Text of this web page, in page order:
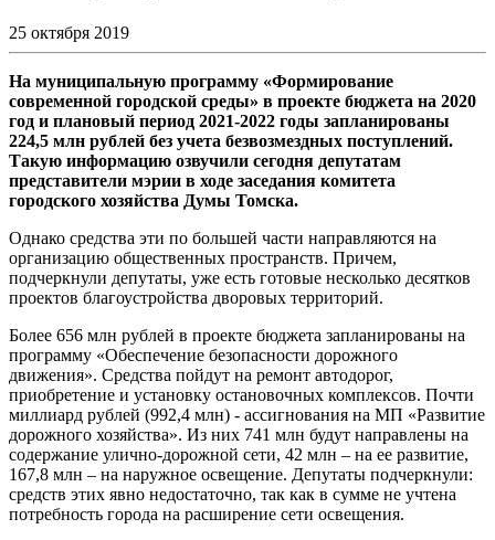
25 октября 2019
На муниципальную программу «Формирование
современной городской среды» в проекте бюджета на 2020
год и плановый период 2021-2022 годы запланированы
224,5 млн рублей без учета безвозмездных поступлений.
Такую информацию озвучили сегодня депутатам
представители мэрии в ходе заседания комитета
городского хозяйства Думы Томска.
Однако средства эти по большей части направляются на
организацию общественных пространств. Причем,
подчеркнули депутаты, уже есть готовые несколько десятков
проектов благоустройства дворовых территорий.
Более 656 млн рублей в проекте бюджета запланированы на
программу «Обеспечение безопасности дорожного
движения». Средства пойдут на ремонт автодорог,
приобретение и установку остановочных комплексов. Почти
миллиард рублей (992,4 млн) - ассигнования на МП «Развитие
дорожного хозяйства». Из них 741 млн будут направлены на
содержание улично-дорожной сети, 42 млн – на ее развитие,
167,8 млн – на наружное освещение. Депутаты подчеркнули:
средств этих явно недостаточно, так как в сумме не учтена
потребность города на расширение сети освещения.